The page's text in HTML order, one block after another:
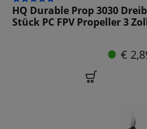
HQ Durable Prop 3030
Stück PC FPV Propeller 3
€